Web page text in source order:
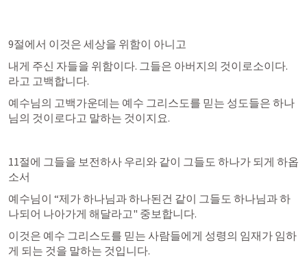
9절에서 이것은 세상을 위함이 아니고
내게 주신 자들을 위함이다. 그들은 아버지의 것이로소이다.
라고 고백합니다.
예수님의 고백가운데는 예수 그리스도를 믿는 성도들은 하나
님의 것이로다고 말하는 것이지요.
11절에 그들을 보전하사 우리와 같이 그들도 하나가 되게 하옵
소서
예수님이 “제가 하나님과 하나된건 같이 그들도 하나님과 하
나되어 나아가게 해달라고" 중보합니다.
이것은 예수 그리스도를 믿는 사람들에게 성령의 임재가 임하
게 되는 것을 말하는 것입니다.